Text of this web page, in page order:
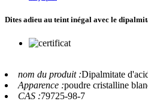
Dites adieu au teint inégal avec le
nom du produit :Dipalmitate
Apparence :poudre cristalline
CAS :79725-98-7